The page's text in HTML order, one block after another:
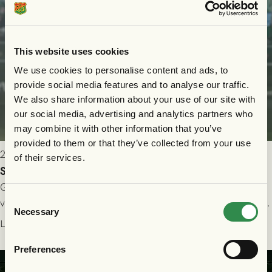
This website uses cookies
We use cookies to personalise content and ads, to
provide social media features and to analyse our traffic.
We also share information about your use of our site with
our social media, advertising and analytics partners who
may combine it with other information that you’ve
provided to them or that they’ve collected from your use
of their services.
Consent
Selection
Necessary
Preferences
2026-07-24 16:40
Seger i första kvalmatchen mot FC Nordsjælland
GAIS dominerade i första halvlek och skapade fler chanser,
välförtjänt fick de in ett ledningsmål strax innan halvtid. Efter
halvtidsvilan sjönk tempot när Nordsjälland tilläts ha mer av
seger! Matchfoto: Mikael Josefsson & Lasse Ekström
Läs mer